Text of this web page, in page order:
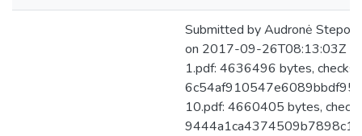
Submitted by Audronė
on 2017-09-26T08:13:03Z
1.pdf: 4636496 bytes,
10.pdf: 4660405 bytes,